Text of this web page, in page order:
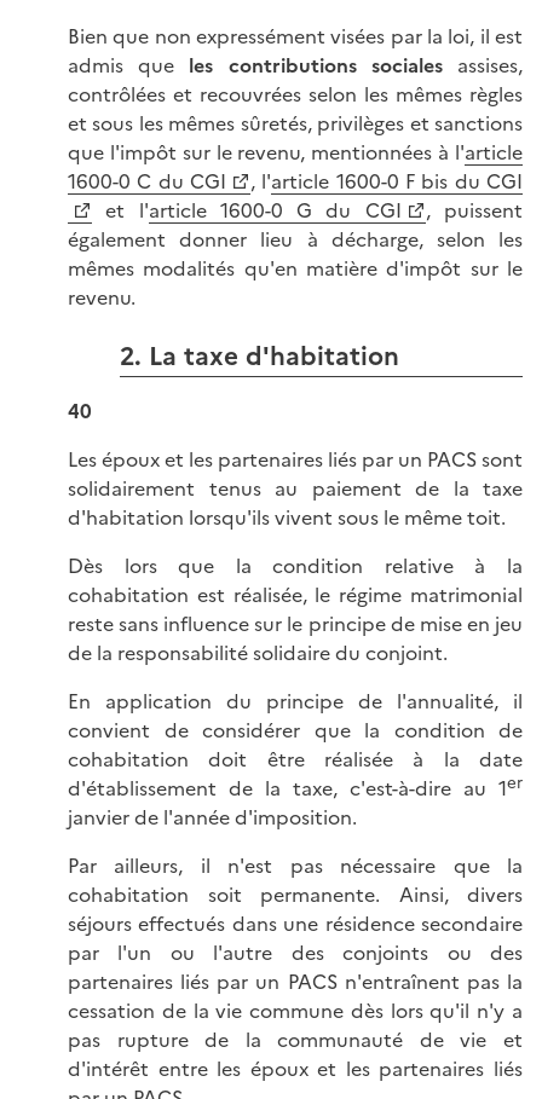
Bien que non expressément visées par la loi, il est
admis que les contributions socialesassises,
contrôlées et recouvrées selon les mêmes règles
et sous les mêmes sûretés, privilèges et sanctions
que l'impôt sur le revenu, mentionnées à l'article
1600-0 C du CGI
, l'article 1600-0 F bis du CGI
et l'article 1600-0 G du CGI
, puissent
également donner lieu à décharge, selon les
mêmes modalités qu'en matière d'impôt sur le
revenu.
2. La taxe d'habitation
40
Les époux et les partenaires liés par un PACS sont
solidairement tenus au paiement de la taxe
d'habitation lorsqu'ils vivent sous le même toit.
Dès lors que la condition relative à la
cohabitation est réalisée, le régime matrimonial
reste sans influence sur le principe de mise en jeu
de la responsabilité solidaire du conjoint.
En application du principe de l'annualité, il
convient de considérer que la condition de
cohabitation doit être réalisée à la date
d'établissement de la taxe, c'est-à-dire au 1er
janvier de l'année d'imposition.
Par ailleurs, il n'est pas nécessaire que la
cohabitation soit permanente. Ainsi, divers
séjours effectués dans une résidence secondaire
par l'un ou l'autre des conjoints ou des
partenaires liés par un PACS n'entraînent pas la
cessation de la vie commune dès lors qu'il n'y a
pas rupture de la communauté de vie et
d'intérêt entre les époux et les partenaires liés